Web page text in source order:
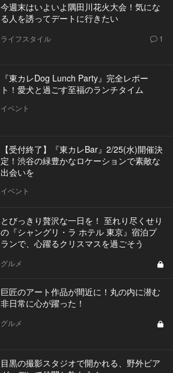
今週末はいよいよ隅田川花火大会！気にな
る人を誘ってデートに行きたい
ライフスタイル 1
『東カレDog Lunch Party』完全レポー
ト！愛犬と過ごす至福のランチタイム
イベント
【受付終了】『東カレBar』2/25(水)開催決
定！渋谷の緑豊かなロケーションで素敵な
出会いを
イベント
とびっきり贅沢な一日を！ 至れり尽くせり
の『シャングリ・ラ ホテル 東京』宿泊プ
ランで、心躍るクリスマスを過ごそう
グルメ
巨匠のアート作品が間近に！丸の内に潜む
非日常に心が躍った！
グルメ
目黒の撮影スタジオで開かれる、野外ビア